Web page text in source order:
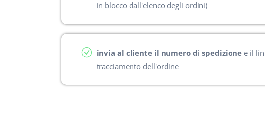
in blocco dall'elenco degli ordini)
invia al cliente il numero di spedizione e il
tracciamento dell'ordine